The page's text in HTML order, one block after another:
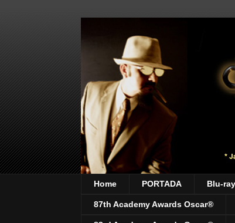
Home PORTADA Blu-ray
87th Academy Awards Oscar®